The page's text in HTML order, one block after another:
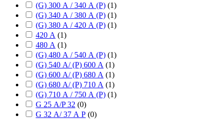
(G) 300 А / 340 А (P) (1)
(G) 340 А / 380 А (P) (1)
(G) 380 А / 420 А (P) (1)
420 А (1)
480 А (1)
(G) 480 А / 540 А (P) (1)
(G) 540 А/ (P) 600 А (1)
(G) 600 А/ (P) 680 А (1)
(G) 680 А/ (P) 710 А (1)
(G) 710 А / 750 А (P) (1)
G 25 А/P 32 (0)
G 32 А/ 37 А P (0)